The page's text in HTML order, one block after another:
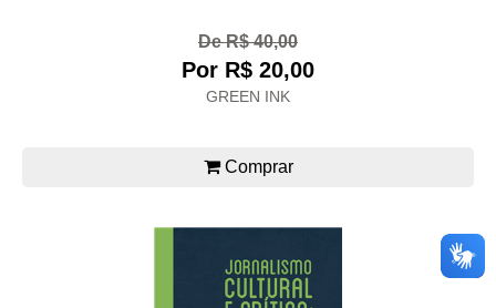
De R$ 40,00
Por R$ 20,00
GREEN INK
Comprar